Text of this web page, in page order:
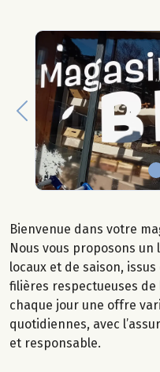
Previous
Bienvenue dans votre
Nous vous proposons
locaux et de saison,
filières respectueuses de
chaque jour une offre
quotidiennes, avec
et responsable.